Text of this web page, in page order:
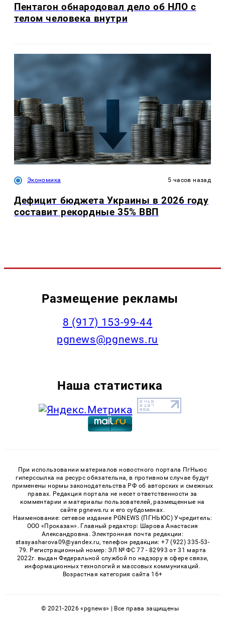
Пентагон обнародовал дело об НЛО с
телом человека внутри
Экономика 5 часов назад
Дефицит бюджета Украины в 2026 году
составит рекордные 35% ВВП
Размещение рекламы
‭8 (917) 153-99-44
pgnews@pgnews.ru
Наша статистика
При использовании материалов новостного портала ПгНьюс
гиперссылка на ресурс обязательна, в противном случае будут
применены нормы законодательства РФ об авторских и смежных
правах. Редакция портала не несет ответственности за
комментарии и материалы пользователей, размещенные на
сайте pgnews.ru и его субдоменах.
Наименование: сетевое издание PGNEWS (ПГНЬЮС) Учредитель:
ООО «Проказан». Главный редактор: Шарова Анастасия
Александровна. Электронная почта редакции:
stasyasharova09@yandex.ru, телефон редакции: +7 (922) 335-53-
79. Регистрационный номер: ЭЛ № ФС 77 - 82993 от 31 марта
2022г. выдан Федеральной службой по надзору в сфере связи,
информационных технологий и массовых коммуникаций.
Возрастная категория сайта 16+
© 2021-2026 «pgnews» | Все права защищены